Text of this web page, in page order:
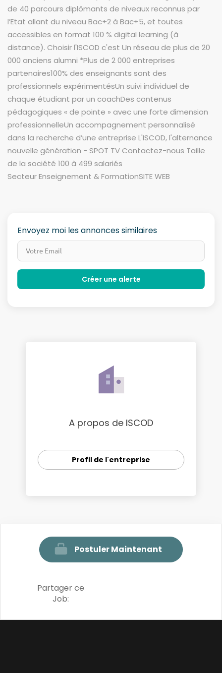
de 40 parcours diplômants de niveaux reconnus par
l’Etat allant du niveau Bac+2 à Bac+5, et toutes
accessibles en format 100 % digital learning (à
distance). Choisir l'ISCOD c'est Un réseau de plus de 20
000 anciens alumni *Plus de 2 000 entreprises
partenaires100% des enseignants sont des
professionnels expérimentésUn suivi individuel de
chaque étudiant par un coachDes contenus
pédagogiques « de pointe » avec une forte dimension
professionnelleUn accompagnement personnalisé
dans la recherche d’une entreprise L'ISCOD, l'alternance
nouvelle génération - SPOT TV Contactez-nous Taille
de la société 100 à 499 salariés
Secteur Enseignement & FormationSITE WEB
Envoyez moi les annonces similaires
A propos de ISCOD
Profil de l'entreprise
Postuler Maintenant
Partager ce
Job: